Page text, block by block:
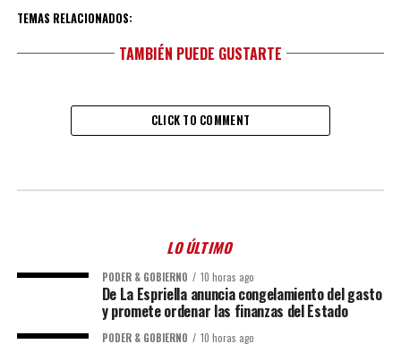
TEMAS RELACIONADOS:
TAMBIÉN PUEDE GUSTARTE
CLICK TO COMMENT
LO ÚLTIMO
PODER & GOBIERNO 10 horas ago
De La Espriella anuncia congelamiento del gasto
y promete ordenar las finanzas del Estado
PODER & GOBIERNO 10 horas ago